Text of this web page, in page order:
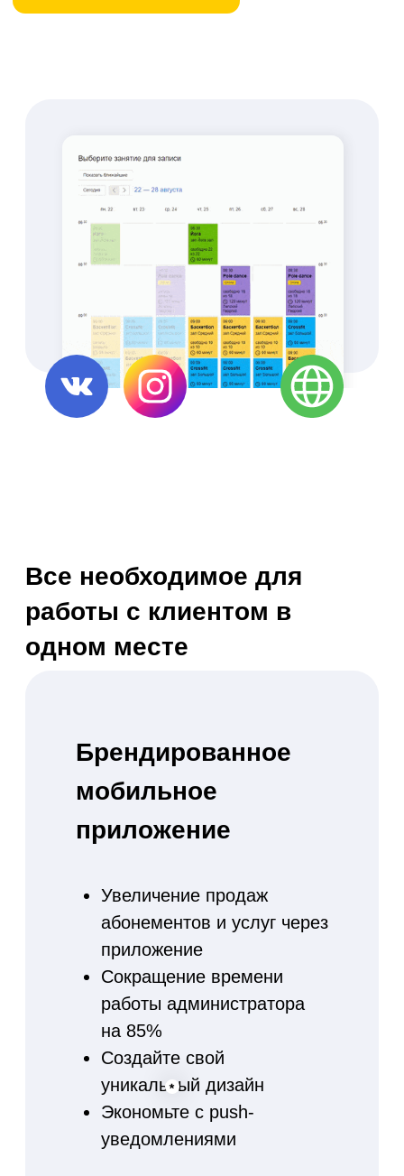
Увеличение продаж
абонементов и услуг через
приложение
Сокращение времени
работы администратора
на 85%
Создайте свой
Экономьте с push-
уведомлениями
Полная замена бумажного
аналога
Сканируя штрих код вы
видите оставшиеся
занятия клиента и можете
предложить продление
Используйте
электронные
абонементы